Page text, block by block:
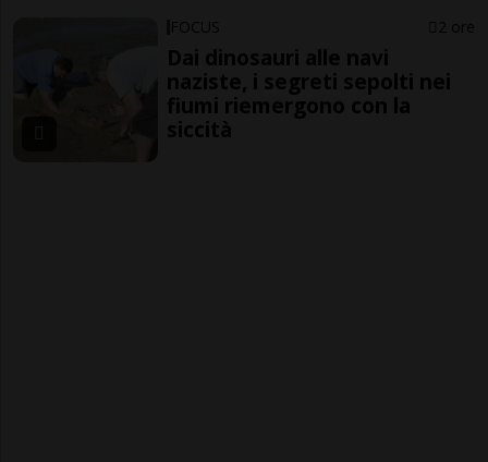
FOCUS 2 ore
Dai dinosauri alle navi
naziste, i segreti sepolti nei
fiumi riemergono con la
siccità